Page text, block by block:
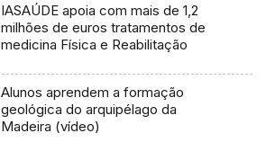
IASAÚDE apoia com mais de 1,2
milhões de euros tratamentos de
medicina Física e Reabilitação
Alunos aprendem a formação
geológica do arquipélago da
Madeira (vídeo)